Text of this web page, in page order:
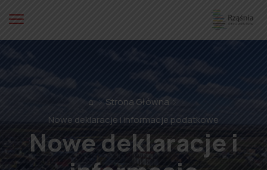
⌂
Strona Główna
Nowe deklaracje i informacje podatkowe
Nowe deklaracje i